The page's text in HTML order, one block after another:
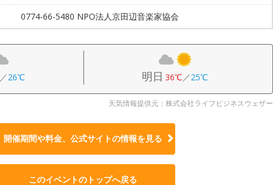
0774-66-5480 NPO法人京田辺音楽家協会
／26℃ 明日 36℃／25℃
天気情報提供元：株式会社ライフビジネスウェザー
開催期間や料金、公式サイトの情報を見る
このイベントのトップへ戻る